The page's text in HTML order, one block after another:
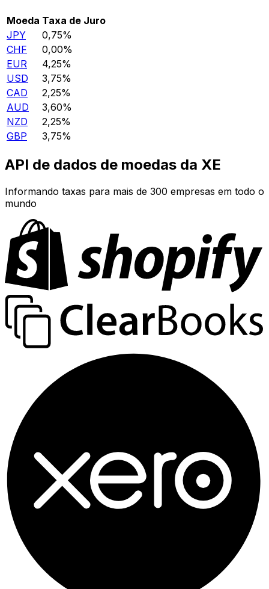
Moeda Taxa de Juro
JPY
0,75%
CHF
0,00%
EUR
4,25%
USD
3,75%
CAD
2,25%
AUD
3,60%
NZD
2,25%
GBP
3,75%
API de dados de moedas da XE
Informando taxas para mais de 300 empresas em todo o
mundo